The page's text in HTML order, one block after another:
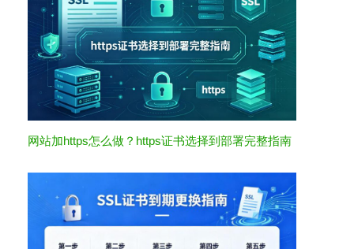
网站加https怎么做？https证书选择到部署完整指南